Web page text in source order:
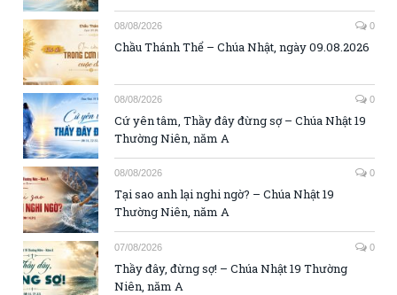
08/08/2026 0
Chầu Thánh Thể – Chúa Nhật, ngày 09.08.2026
08/08/2026 0
Cứ yên tâm, Thầy đây đừng sợ – Chúa Nhật 19
Thường Niên, năm A
08/08/2026 0
Tại sao anh lại nghi ngờ? – Chúa Nhật 19
Thường Niên, năm A
07/08/2026 0
Thầy đây, đừng sợ! – Chúa Nhật 19 Thường
Niên, năm A